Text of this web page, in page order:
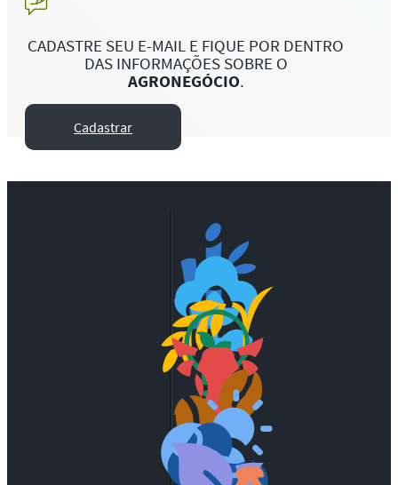
CADASTRE SEU E-MAIL E FIQUE POR DENTRO
DAS INFORMAÇÕES SOBRE O
AGRONEGÓCIO.
Cadastrar